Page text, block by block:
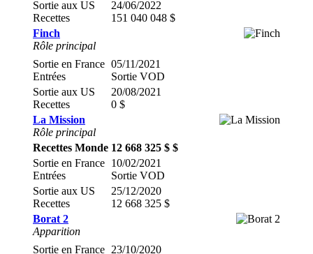
Sortie aux US
Recettes
24/06/2022
151 040 048 $
Finch
Rôle principal
Sortie en France
Entrées
05/11/2021
Sortie VOD
Sortie aux US
Recettes
20/08/2021
0 $
La Mission
Rôle principal
Recettes Monde 12 668 325 $ $
Sortie en France
Entrées
10/02/2021
Sortie VOD
Sortie aux US
Recettes
25/12/2020
12 668 325 $
Borat 2
Apparition
Sortie en France 23/10/2020